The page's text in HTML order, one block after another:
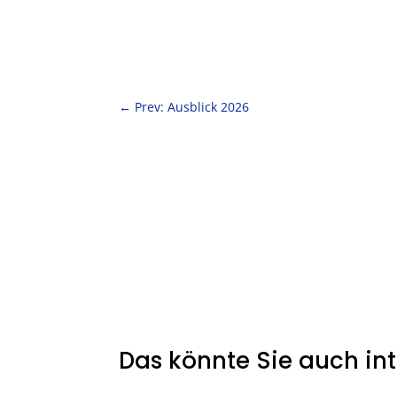
← Prev: Ausblick 2026
Das könnte Sie auch